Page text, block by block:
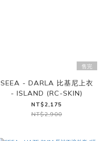
售完
SEEA - DARLA 比基尼上衣
- ISLAND (RC-SKIN)
NT$2,175
NT$2,900